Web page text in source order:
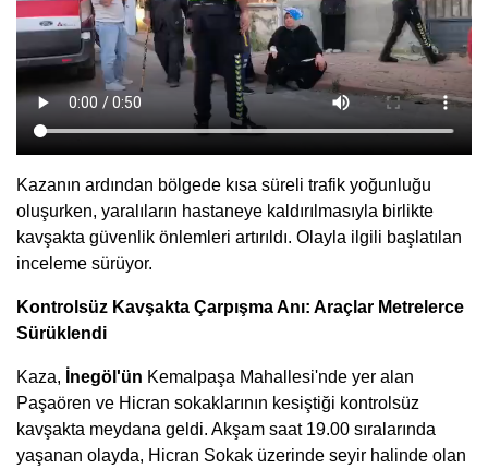
Kazanın ardından bölgede kısa süreli trafik yoğunluğu
oluşurken, yaralıların hastaneye kaldırılmasıyla birlikte
kavşakta güvenlik önlemleri artırıldı. Olayla ilgili başlatılan
inceleme sürüyor.
Kontrolsüz Kavşakta Çarpışma Anı: Araçlar Metrelerce
Sürüklendi
Kaza, İnegöl'ün Kemalpaşa Mahallesi'nde yer alan
Paşaören ve Hicran sokaklarının kesiştiği kontrolsüz
kavşakta meydana geldi. Akşam saat 19.00 sıralarında
yaşanan olayda, Hicran Sokak üzerinde seyir halinde olan